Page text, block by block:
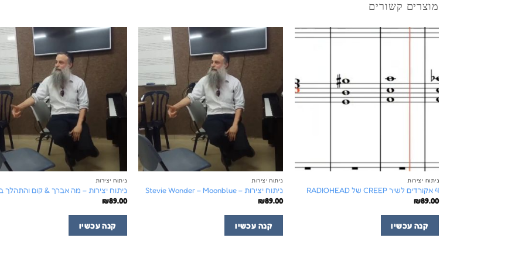
מוצרים קשורים
ניתוח יצירות
4 אקורדים לשיר CREEP של RADIOHEAD
₪89.00
קנה עכשיו
ניתוח יצירות
ניתוח יצירות – Stevie Wonder – Moonblue
₪89.00
קנה עכשיו
ניתוח יצירות
ניתוח יצירות – מה אברך & קום והתהלך
₪89.00
קנה עכשיו